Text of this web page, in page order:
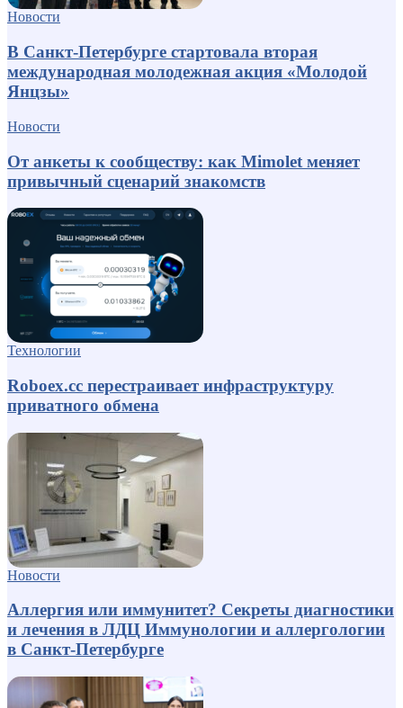
Новости
В Санкт-Петербурге стартовала вторая
международная молодежная акция «Молодой
Янцзы»
Новости
От анкеты к сообществу: как Mimolet меняет
привычный сценарий знакомств
Технологии
Roboex.cc перестраивает инфраструктуру
приватного обмена
Новости
Аллергия или иммунитет? Секреты диагностики
и лечения в ЛДЦ Иммунологии и аллергологии
в Санкт-Петербурге